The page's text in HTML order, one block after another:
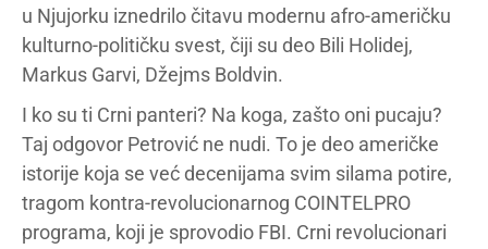
u Njujorku iznedrilo čitavu modernu afro-američku
kulturno-političku svest, čiji su deo Bili Holidej,
Markus Garvi, Džejms Boldvin.
I ko su ti Crni panteri? Na koga, zašto oni pucaju?
Taj odgovor Petrović ne nudi. To je deo američke
istorije koja se već decenijama svim silama potire,
tragom kontra-revolucionarnog COINTELPRO
programa, koji je sprovodio FBI. Crni revolucionari